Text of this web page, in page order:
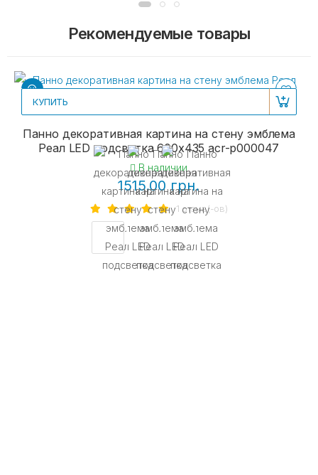
Рекомендуемые товары
КУПИТЬ
Панно декоративная картина на стену эмблема
Реал LED подсветка 600х435 acr-p000047
В наличии
1515.00 грн.
1 отзыв(-ов)